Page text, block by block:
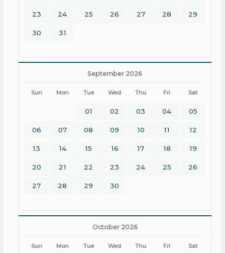
23 24 25 26 27 28 29
30 31
September 2026
Sun Mon Tue Wed Thu Fri Sat
01 02 03 04 05
06 07 08 09 10 11 12
13 14 15 16 17 18 19
20 21 22 23 24 25 26
27 28 29 30
October 2026
Sun Mon Tue Wed Thu Fri Sat